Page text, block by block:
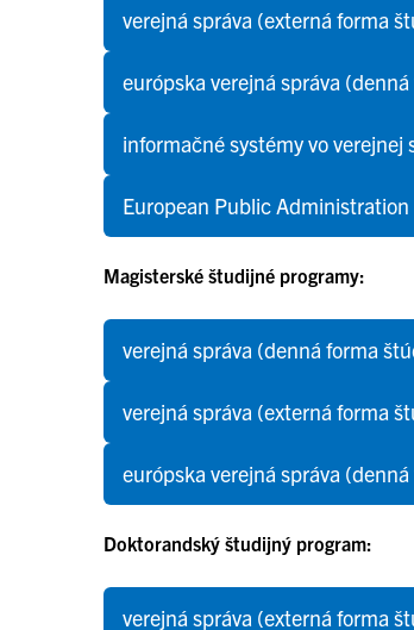
verejná správa (externá forma
európska verejná správa
informačné systémy vo
European Public
Magisterské študijné programy:
verejná správa (denná forma
verejná správa (externá forma
európska verejná správa
Doktorandský študijný program:
verejná správa (externá forma